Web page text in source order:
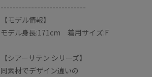
----------------------------
【モデル情報】
モデル身長:171cm 着用サイズ:F
【シアーサテン シリーズ】
同素材でデザイン違いの